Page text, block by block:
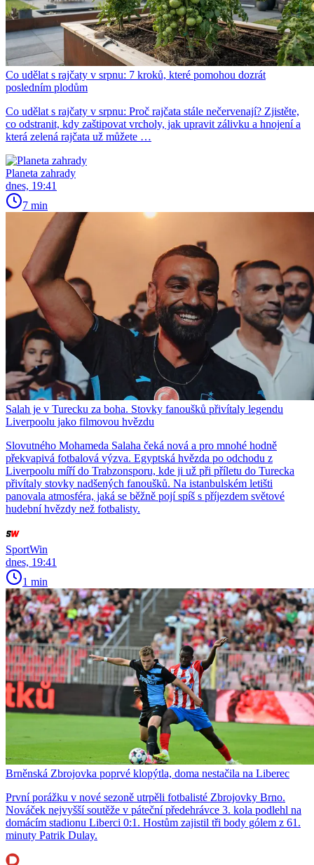
Co udělat s rajčaty v srpnu: 7 kroků, které pomohou dozrát
posledním plodům
Co udělat s rajčaty v srpnu: Proč rajčata stále nečervenají? Zjistěte,
co odstranit, kdy zaštipovat vrcholy, jak upravit zálivku a hnojení a
která zelená rajčata už můžete …
Planeta zahrady
dnes, 19:41
7 min
Salah je v Turecku za boha. Stovky fanoušků přivítaly legendu
Liverpoolu jako filmovou hvězdu
Slovutného Mohameda Salaha čeká nová a pro mnohé hodně
překvapivá fotbalová výzva. Egyptská hvězda po odchodu z
Liverpoolu míří do Trabzonsporu, kde ji už při příletu do Turecka
přivítaly stovky nadšených fanoušků. Na istanbulském letišti
panovala atmosféra, jaká se běžně pojí spíš s příjezdem světové
hudební hvězdy než fotbalisty.
SportWin
dnes, 19:41
1 min
Brněnská Zbrojovka poprvé klopýtla, doma nestačila na Liberec
První porážku v nové sezoně utrpěli fotbalisté Zbrojovky Brno.
Nováček nejvyšší soutěže v páteční předehrávce 3. kola podlehl na
domácím stadionu Liberci 0:1. Hostům zajistil tři body gólem z 61.
minuty Patrik Dulay.